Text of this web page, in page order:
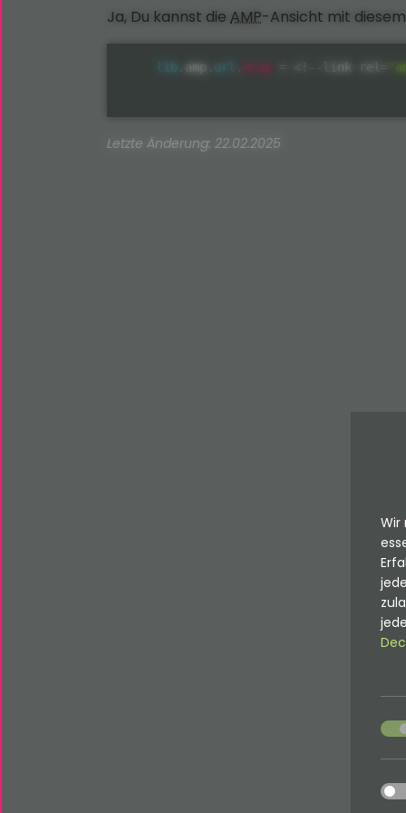
Ja, Du kannst die AMP-Ansicht mit
amp url wrap link rel
Letzte Änderung: 22.02.2025
Wir